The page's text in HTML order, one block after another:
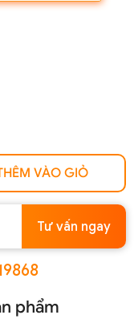
VÀO GIỎ
Tư vấn ngay
phẩm